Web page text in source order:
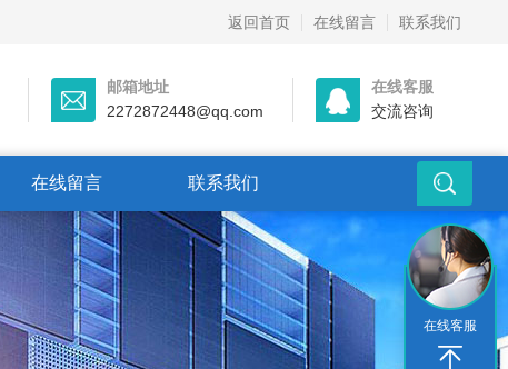
返回首页 在线留言 联系我们
邮箱地址
2272872448@qq.com
在线客服
交流咨询
在线留言 联系我们
在线客服